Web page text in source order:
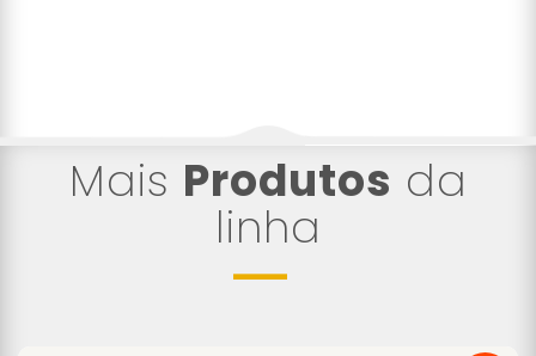
Mais Produtos da
linha